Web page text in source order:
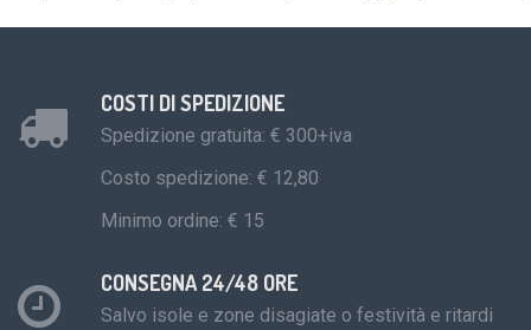
COSTI DI SPEDIZIONE
Spedizione gratuita: € 300+iva
Costo spedizione: € 12,80
Minimo ordine: € 15
CONSEGNA 24/48 ORE
Salvo isole e zone disagiate o festività e ritardi